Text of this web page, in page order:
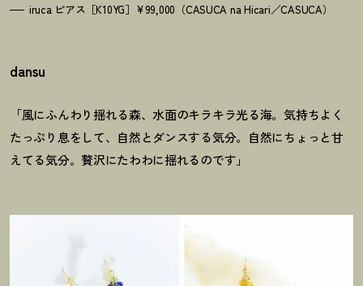
iruca ピアス［K10YG］¥99,000（CASUCA na Hicari／CASUCA）
dansu
「風にふんわり揺れる森、水面のキラキラ光る海。気持ちよく
たっぷり息をして、自然とダンスする気分。自然にちょっと甘
えてる気分。贅沢にたわわに揺れるのです」